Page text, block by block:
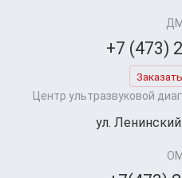
+7 (473)
Центр ультразвуковой
ул.